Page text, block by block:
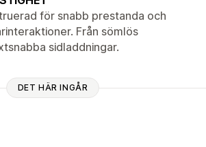
för snabb prestanda och
Från sömlös
sidladdningar.
DET HÄR INGÅR